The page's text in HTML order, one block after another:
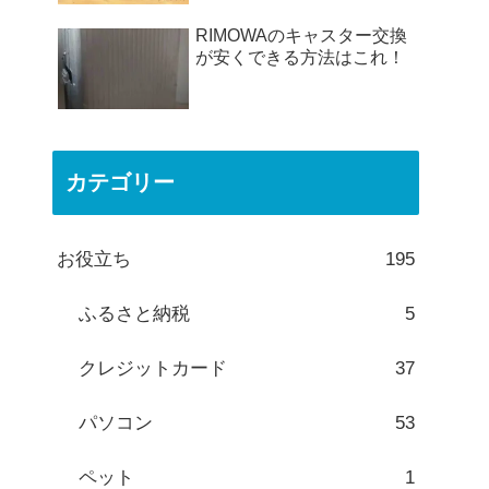
RIMOWAのキャスター交換
が安くできる方法はこれ！
カテゴリー
お役立ち 195
ふるさと納税 5
クレジットカード 37
パソコン 53
ペット 1